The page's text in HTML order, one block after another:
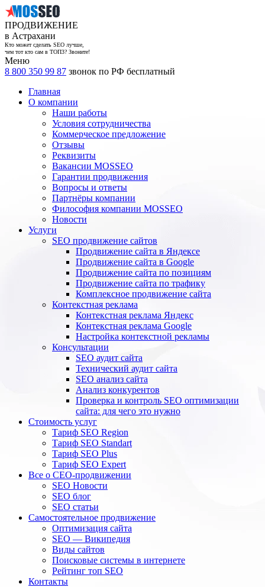
ПРОДВИЖЕНИЕ
в Астрахани
Кто может сделать SEO лучше,
чем тот кто сам в ТОП3? Звоните!
Меню
8 800 350 99 87 звонок по РФ бесплатный
Главная
О компании
Наши работы
Условия сотрудничества
Коммерческое предложение
Отзывы
Реквизиты
Вакансии MOSSEO
Гарантии продвижения
Вопросы и ответы
Партнёры компании
Философия компании MOSSEO
Новости
Услуги
SEO продвижение сайтов
Продвижение сайта в Яндексе
Продвижение сайта в Google
Продвижение сайта по позициям
Продвижение сайта по трафику
Комплексное продвижение сайта
Контекстная реклама
Контекстная реклама Яндекс
Контекстная реклама Google
Настройка контекстной рекламы
Консультации
SEO аудит сайта
Технический аудит сайта
SEO анализ сайта
Анализ конкурентов
Проверка и контроль SEO оптимизации
сайта: для чего это нужно
Стоимость услуг
Тариф SEO Region
Тариф SEO Standart
Тариф SEO Plus
Тариф SEO Expert
Все о СЕО-продвижении
SEO Новости
SEO блог
SEO статьи
Самостоятельное продвижение
Оптимизация сайта
SEO — Википедия
Виды сайтов
Поисковые системы в интернете
Рейтинг топ SEO
Контакты